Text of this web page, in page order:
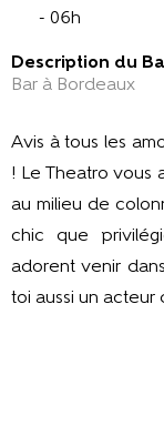
- 06h
Description du
Bar à Bordeaux
Avis à tous les
! Le Theatro vous
au milieu de
chic que
adorent venir
toi aussi un acteur